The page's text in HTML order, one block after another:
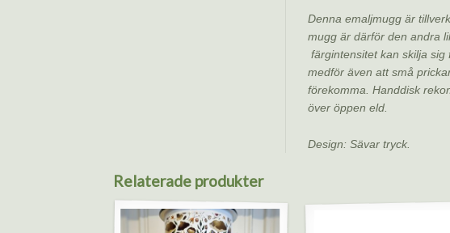
Denna emaljmugg är
mugg är därför den andra
färgintensitet kan skilja sig
medför även att små
förekomma. Handdisk
över öppen eld.
Design: Sävar tryck.
Relaterade produkter